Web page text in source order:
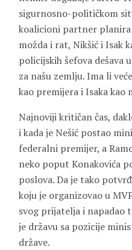
sigurnosno-političkom
koalicioni partner planira
možda i rat, Nikšić i Isak
policijskih šefova
za našu zemlju. Ima li
kao premijera i Isaka kao
Najnoviji kritičan čas,
i kada je Nešić postao
federalni premijer, a
neko poput Konakovića
poslova. Da je tako
koju je organizovao u
svog prijatelja i napadao
je državu sa pozicije
države.